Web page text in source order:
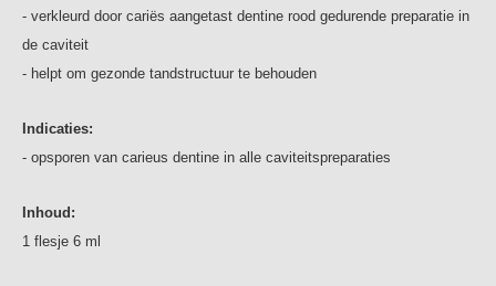
- verkleurd door cariës aangetast dentine rood gedurende preparatie in
de caviteit
- helpt om gezonde tandstructuur te behouden
Indicaties:
- opsporen van carieus dentine in alle caviteitspreparaties
Inhoud:
1 flesje 6 ml